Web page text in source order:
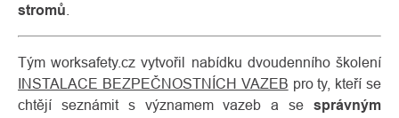
stromů
Tým worksafety.cz vytvořil nabídku dvoudenního školení
INSTALACE BEZPEČNOSTNÍCH VAZEB pro ty, kteří se
chtějí seznámit s významem vazeb a se správným